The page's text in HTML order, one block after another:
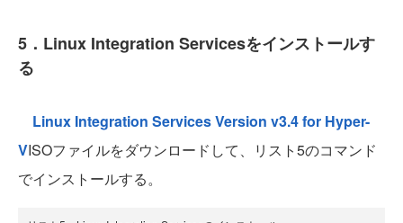
5．Linux Integration Servicesをインストールす
る
Linux Integration Services Version v3.4 for Hyper-
VISOファイルをダウンロードして、リスト5のコマンド
でインストールする。